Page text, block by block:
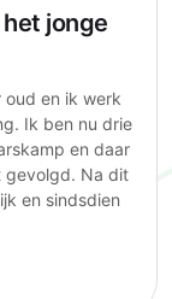
jonge
oud en ik werk
Ik ben nu drie
en daar
gevolgd. Na dit
en sindsdien